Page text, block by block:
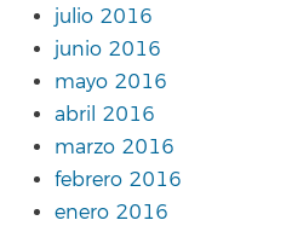
julio 2016
junio 2016
mayo 2016
abril 2016
marzo 2016
febrero 2016
enero 2016